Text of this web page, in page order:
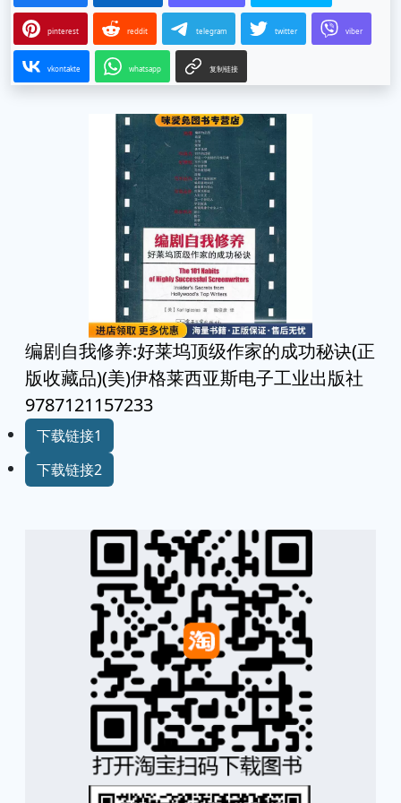
pinterest reddit telegram twitter viber
vkontakte whatsapp 复制链接
编剧自我修养:好莱坞顶级作家的成功秘诀(正
版收藏品)(美)伊格莱西亚斯电子工业出版社
9787121157233
下载链接1
下载链接2